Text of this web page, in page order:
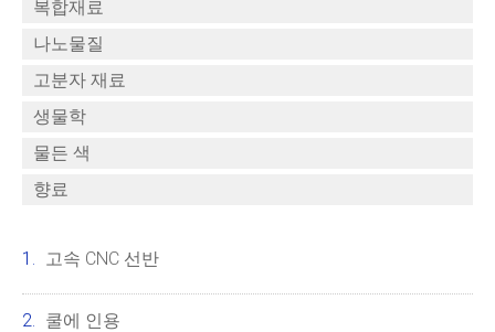
복합재료
나노물질
고분자 재료
생물학
물든 색
향료
고속 CNC 선반
쿨에 인용